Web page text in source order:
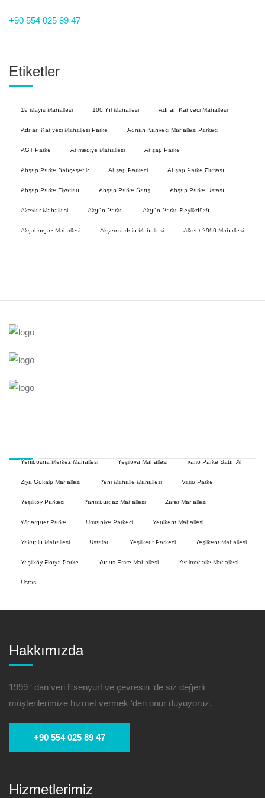
+90 554 025 89 47
Etiketler
19 Mayıs Mahallesi 100.Yıl Mahallesi Adnan Kahveci Mahallesi
Adnan Kahveci Mahallesi Parke Adnan Kahveci Mahallesi Parkeci
AGT Parke Ahmediye Mahallesi Ahşap Parke
Ahşap Parke Bahçeşehir Ahşap Parkeci Ahşap Parke Firması
Ahşap Parke Fiyatları Ahşap Parke Satış Ahşap Parke Ustası
Akevler Mahallesi Akgün Parke Akgün Parke Beylikdüzü
Akçaburgaz Mahallesi Akşemseddin Mahallesi Alkent 2000 Mahallesi
Yenibosna Merkez Mahallesi Yeşilova Mahallesi Vario Parke Satın Al
Ziya Gökalp Mahallesi Yeni Mahalle Mahallesi Vario Parke
Yeşilköy Parkeci Yarımburgaz Mahallesi Zafer Mahallesi
Wiparquet Parke Ümraniye Parkeci Yenikent Mahallesi
Yakuplu Mahallesi Ustaları Yeşilkent Parkeci Yeşilkent Mahallesi
Yeşilköy Florya Parke Yunus Emre Mahallesi Yenimahalle Mahallesi
Ustası
Hakkımızda
1999 ‘ dan veri Esenyurt ve çevresin ‘de siz değerli
müşterilerimize hizmet vermek ‘den onur duyuyoruz.
+90 554 025 89 47
Hizmetlerimiz